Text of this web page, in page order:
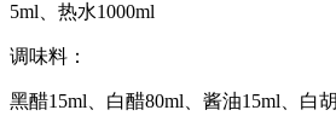
5ml、热水1000ml
调味料：
黑醋15ml、白醋80ml、酱油15ml、白